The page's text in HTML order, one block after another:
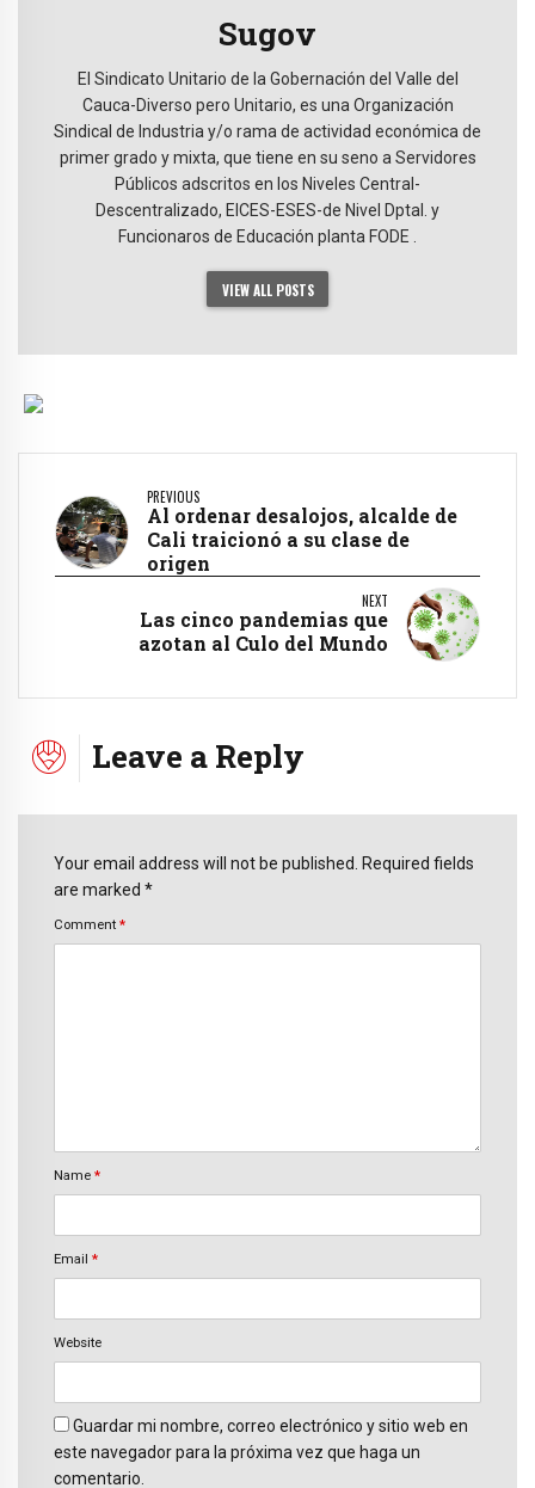
Sugov
El Sindicato Unitario de la Gobernación del Valle del
Cauca-Diverso pero Unitario, es una Organización
Sindical de Industria y/o rama de actividad económica de
primer grado y mixta, que tiene en su seno a Servidores
Públicos adscritos en los Niveles Central-
Descentralizado, EICES-ESES-de Nivel Dptal. y
Funcionaros de Educación planta FODE .
VIEW ALL POSTS
PREVIOUS
Al ordenar desalojos, alcalde de
Cali traicionó a su clase de
origen
NEXT
Las cinco pandemias que
azotan al Culo del Mundo
Leave a Reply
Your email address will not be published. Required fields
are marked *
Comment *
Name *
Email *
Website
Guardar mi nombre, correo electrónico y sitio web en
este navegador para la próxima vez que haga un
comentario.